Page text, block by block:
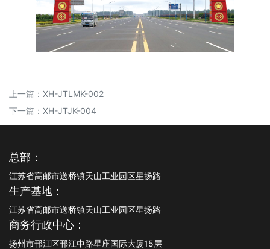
上一篇： XH-JTLMK-002
下一篇： XH-JTJK-004
总部：
江苏省高邮市送桥镇天山工业园区星扬路
生产基地：
江苏省高邮市送桥镇天山工业园区星扬路
商务行政中心：
扬州市邗江区邗江中路星座国际大厦15层